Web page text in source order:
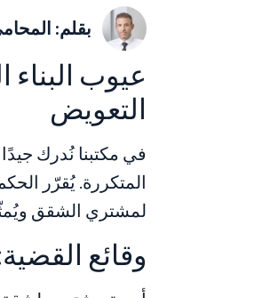
بقلم:
عيوب
التعويض
في مكتبنا نُدرك
لمشتري الشقق
وقائع